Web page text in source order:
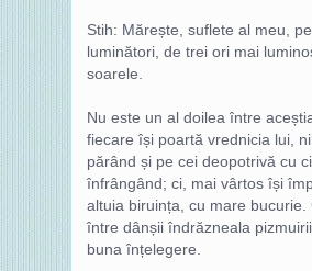
Stih: Mărește, suflete al meu,
luminători, de trei ori mai
soarele.
Nu este un al doilea între
fiecare își poartă vrednicia lui,
părând și pe cei deopotrivă cu
înfrângând; ci, mai vârtos își
altuia biruința, cu mare bucurie.
între dânșii îndrăzneala
buna înțelegere.